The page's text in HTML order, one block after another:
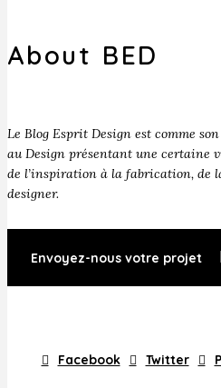
About BED
Le Blog Esprit Design est comme
au Design présentant une certaine
de l’inspiration à la fabrication, de
designer.
Envoyez-nous votre projet
Facebook Twitter